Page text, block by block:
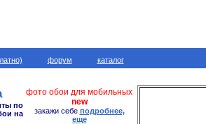
форум каталог
по
на
фото обои для мобильных
new
закажи себе подробнее,
еще